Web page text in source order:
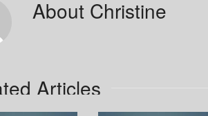
About Christine
Articles